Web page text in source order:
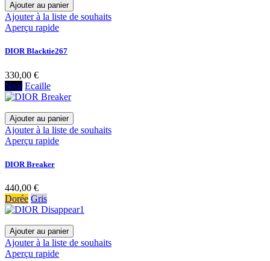
Ajouter au panier
Ajouter à la liste de souhaits
Aperçu rapide
DIOR Blacktie267
330,00 €
Noir Ecaille
Ajouter au panier
Ajouter à la liste de souhaits
Aperçu rapide
DIOR Breaker
440,00 €
Dorée Gris
Ajouter au panier
Ajouter à la liste de souhaits
Aperçu rapide